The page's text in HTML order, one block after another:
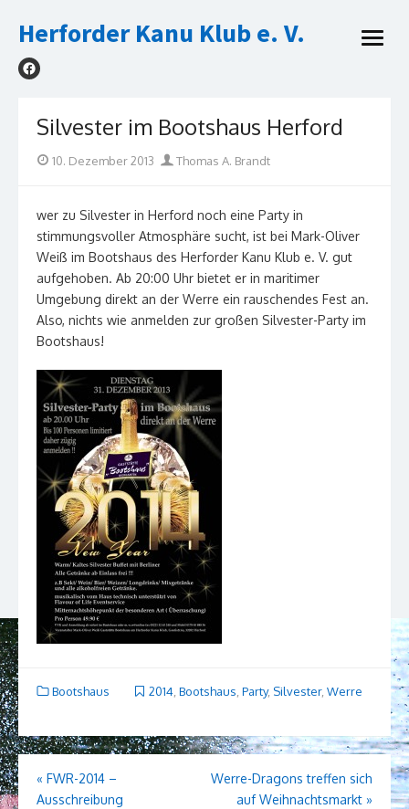
to
Herforder Kanu Klub e. V.
open
Silvester im Bootshaus Herford
Posted
10. Dezember 2013 Author
Thomas A. Brandt
wer zu Silvester in Herford noch eine Party in
stimmungsvoller Atmosphäre sucht, ist bei Mark-Oliver
Weiß im Bootshaus des Herforder Kanu Klub e. V. gut
aufgehoben. Ab 20:00 Uhr bietet er in maritimer
Umgebung direkt an der Werre ein rauschendes Fest an.
Also, nichts wie anmelden zur großen Silvester-Party im
Bootshaus!
Bootshaus 2014 Bootshaus Party, Silvester, Werre
Beitragsnavigation
« FWR-2014 –
Ausschreibung
Werre-Dragons treffen sich
auf Weihnachtsmarkt »